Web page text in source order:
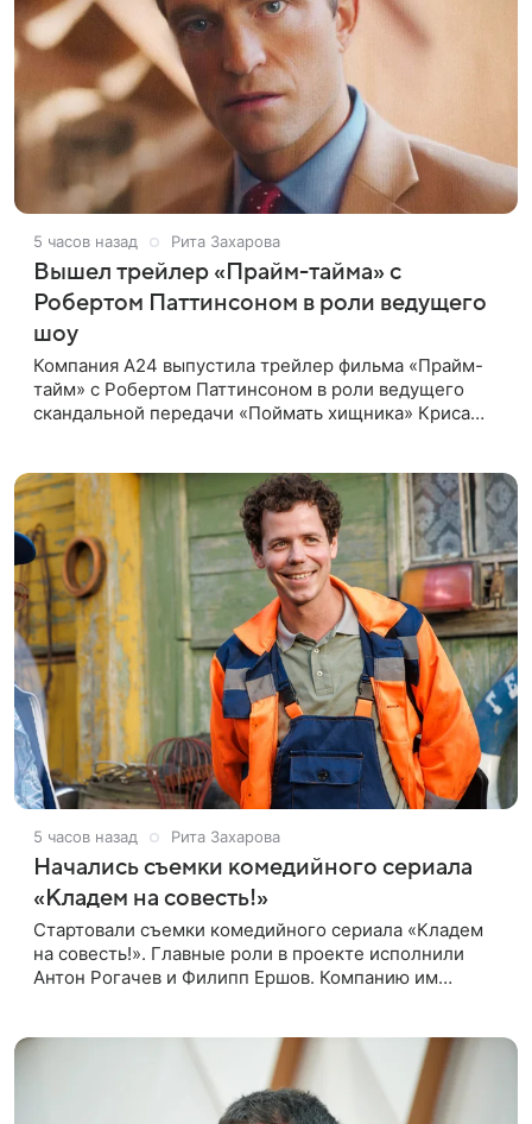
5 часов назад Рита Захарова
Вышел трейлер «Прайм-тайма» с
Робертом Паттинсоном в роли ведущего
шоу
Компания A24 выпустила трейлер фильма «Прайм-
тайм» с Робертом Паттинсоном в роли ведущего
скандальной передачи «Поймать хищника» Криса
5 часов назад Рита Захарова
Начались съемки комедийного сериала
«Кладем на совесть!»
Стартовали съемки комедийного сериала «Кладем
на совесть!». Главные роли в проекте исполнили
Антон Рогачев и Филипп Ершов. Компанию им